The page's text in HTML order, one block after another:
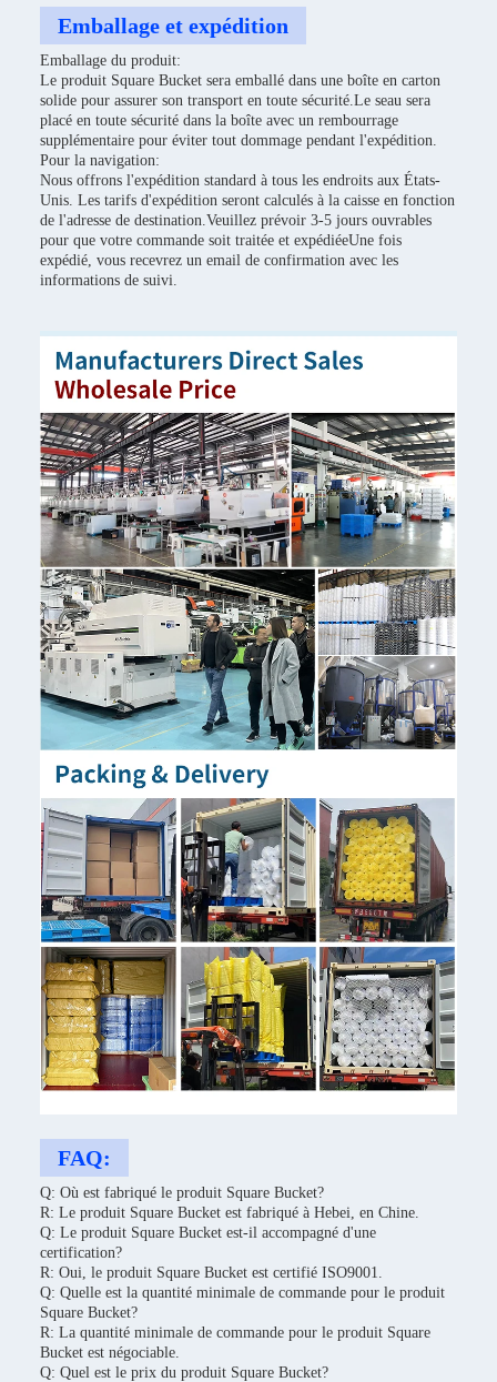
Emballage et expédition
Emballage du produit:
Le produit Square Bucket sera emballé dans une boîte en carton
solide pour assurer son transport en toute sécurité.Le seau sera
placé en toute sécurité dans la boîte avec un rembourrage
supplémentaire pour éviter tout dommage pendant l'expédition.
Pour la navigation:
Nous offrons l'expédition standard à tous les endroits aux États-
Unis. Les tarifs d'expédition seront calculés à la caisse en fonction
de l'adresse de destination.Veuillez prévoir 3-5 jours ouvrables
pour que votre commande soit traitée et expédiéeUne fois
expédié, vous recevrez un email de confirmation avec les
informations de suivi.
FAQ:
Q: Où est fabriqué le produit Square Bucket?
R: Le produit Square Bucket est fabriqué à Hebei, en Chine.
Q: Le produit Square Bucket est-il accompagné d'une
certification?
R: Oui, le produit Square Bucket est certifié ISO9001.
Q: Quelle est la quantité minimale de commande pour le produit
Square Bucket?
R: La quantité minimale de commande pour le produit Square
Bucket est négociable.
Q: Quel est le prix du produit Square Bucket?